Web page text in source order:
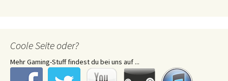
Coole Seite oder?
Mehr Gaming-Stuff findest du bei uns auf ...